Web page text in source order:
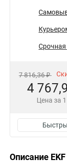
Срочная
7 816,36 ₽
4
Цена за
Описание